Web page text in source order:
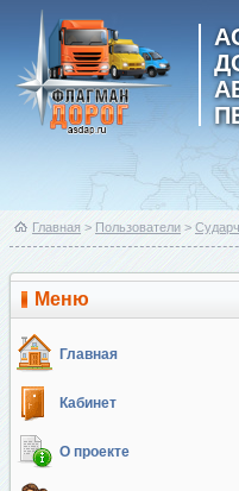
Главная > Пользователи >
Меню
Главная
Кабинет
О проекте